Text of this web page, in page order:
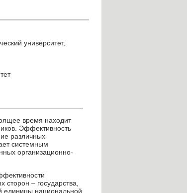
университет,
время находит
Эффективность
различных
системным
организационно-
сторон – государства,
единицы национальной